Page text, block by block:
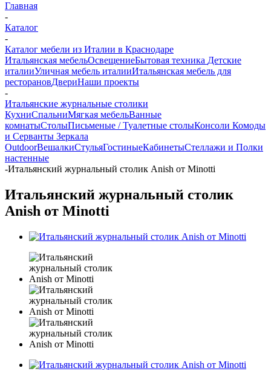
Главная
-
Каталог
-
Каталог мебели из Италии в Краснодаре
Итальянская мебельОсвещениеБытовая техника Детские
италииУличная мебель италииИтальянская мебель для
ресторановДвериНаши проекты
-
Итальянские журнальные столики
КухниСпальниМягкая мебельВанные
комнатыСтолыПисьменые / Туалетные столыКонсоли Комоды
и Серванты Зеркала
OutdoorВешалкиСтульяГостиныеКабинетыСтеллажи и Полки
настенные
-Итальянский журнальный столик Anish от Minotti
Итальянский журнальный столик
Anish от Minotti